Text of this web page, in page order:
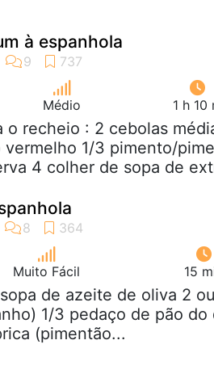
à espanhola
Médio 1 h 10
o recheio : 2 cebolas
1/3 pimento/
4 colher de sopa de
Muito Fácil 15
de azeite de oliva 2
1/3 pedaço de pão do
(pimentão...